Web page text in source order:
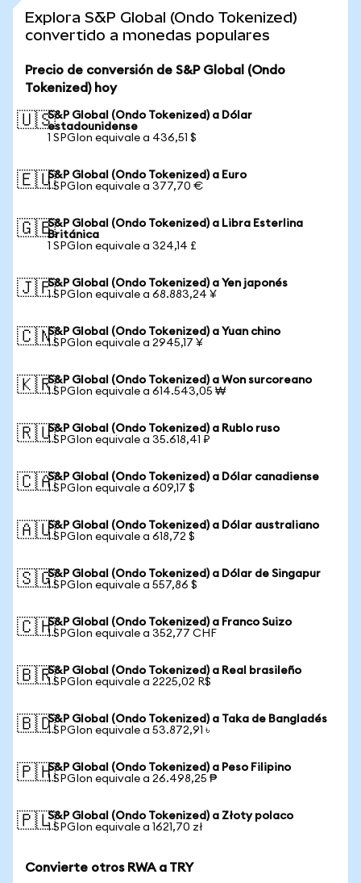
Explora S&P Global (Ondo Tokenized)
convertido a monedas populares
Precio de conversión de S&P Global (Ondo
Tokenized) hoy
🇺🇸S&P Global (Ondo Tokenized) a Dólar
estadounidense
1 SPGIon equivale a 436,51 $
🇪🇺S&P Global (Ondo Tokenized) a Euro
1 SPGIon equivale a 377,70 €
🇬🇧S&P Global (Ondo Tokenized) a Libra Esterlina
Británica
1 SPGIon equivale a 324,14 £
🇯🇵S&P Global (Ondo Tokenized) a Yen japonés
1 SPGIon equivale a 68.883,24 ¥
🇨🇳S&P Global (Ondo Tokenized) a Yuan chino
1 SPGIon equivale a 2945,17 ¥
🇰🇷S&P Global (Ondo Tokenized) a Won surcoreano
1 SPGIon equivale a 614.543,05 ₩
🇷🇺S&P Global (Ondo Tokenized) a Rublo ruso
1 SPGIon equivale a 35.618,41 ₽
🇨🇦S&P Global (Ondo Tokenized) a Dólar canadiense
1 SPGIon equivale a 609,17 $
🇦🇺S&P Global (Ondo Tokenized) a Dólar australiano
1 SPGIon equivale a 618,72 $
🇸🇬S&P Global (Ondo Tokenized) a Dólar de Singapur
1 SPGIon equivale a 557,86 $
🇨🇭S&P Global (Ondo Tokenized) a Franco Suizo
1 SPGIon equivale a 352,77 CHF
🇧🇷S&P Global (Ondo Tokenized) a Real brasileño
1 SPGIon equivale a 2225,02 R$
🇧🇩S&P Global (Ondo Tokenized) a Taka de Bangladés
1 SPGIon equivale a 53.872,91 ৳
🇵🇭S&P Global (Ondo Tokenized) a Peso Filipino
1 SPGIon equivale a 26.498,25 ₱
🇵🇱S&P Global (Ondo Tokenized) a Złoty polaco
1 SPGIon equivale a 1621,70 zł
Convierte otros RWA a TRY